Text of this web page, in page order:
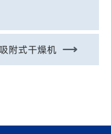
附式干燥机